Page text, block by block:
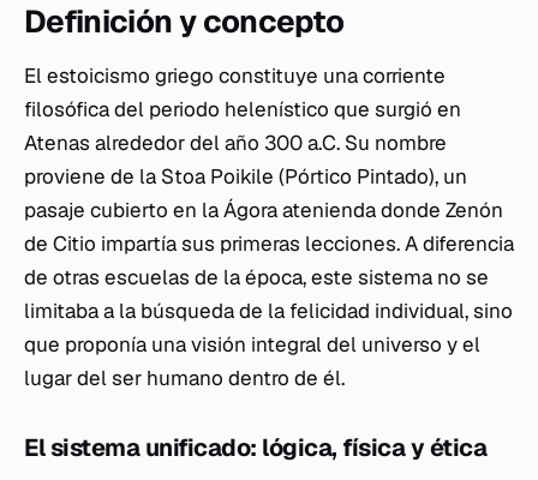
Definición y concepto
El estoicismo griego constituye una corriente
filosófica del periodo helenístico que surgió en
Atenas alrededor del año 300 a.C. Su nombre
proviene de la Stoa Poikile (Pórtico Pintado), un
pasaje cubierto en la Ágora atenienda donde Zenón
de Citio impartía sus primeras lecciones. A diferencia
de otras escuelas de la época, este sistema no se
limitaba a la búsqueda de la felicidad individual, sino
que proponía una visión integral del universo y el
lugar del ser humano dentro de él.
El sistema unificado: lógica, física y ética